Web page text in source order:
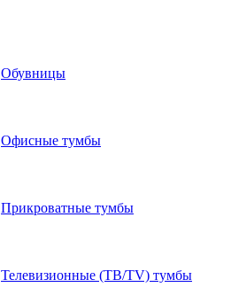
Обувницы
Офисные тумбы
Прикроватные тумбы
Телевизионные (ТВ/TV) тумбы